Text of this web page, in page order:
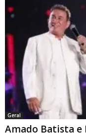
Geral
Amado Batista e